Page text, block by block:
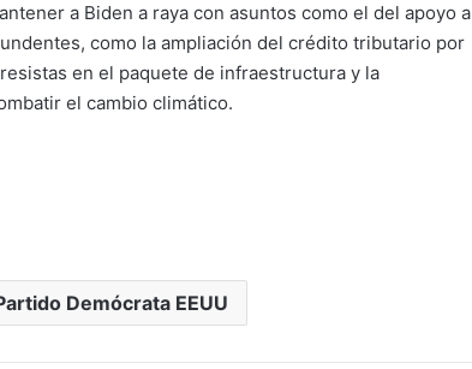
a Biden a raya con asuntos como el del apoyo a
como la ampliación del crédito tributario por
en el paquete de infraestructura y la
el cambio climático.
Demócrata EEUU